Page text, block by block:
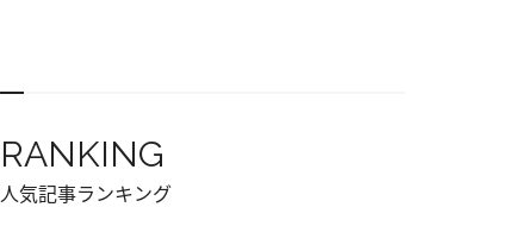
RANKING
人気記事ランキング